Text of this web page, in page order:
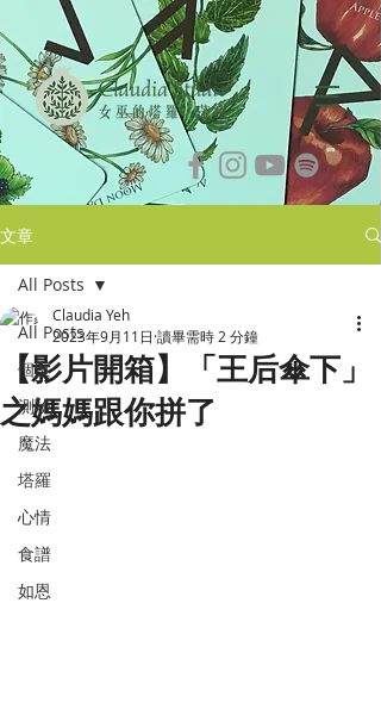
文章
All Posts
個案
測驗
魔法
塔羅
心情
食譜
如恩
All Posts
【影片開箱】「王后傘下」
之媽媽跟你拼了
Claudia Yeh
2023年9月11日 讀畢需時 2 分鐘